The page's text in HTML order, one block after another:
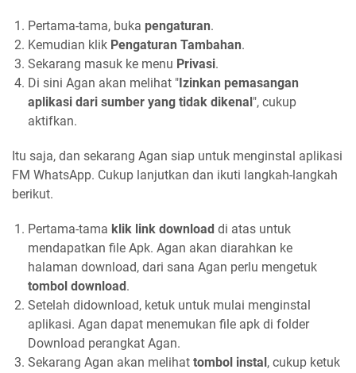
Pertama-tama, buka pengaturan.
Kemudian klik Pengaturan Tambahan.
Sekarang masuk ke menu Privasi.
Di sini Agan akan melihat " Izinkan pemasangan
aplikasi dari sumber yang tidak dikenal ", cukup
aktifkan.
Itu saja, dan sekarang Agan siap untuk menginstal aplikasi
FM WhatsApp. Cukup lanjutkan dan ikuti langkah-langkah
berikut.
Pertama-tama klik link download di atas untuk
mendapatkan file Apk. Agan akan diarahkan ke
halaman download, dari sana Agan perlu mengetuk
tombol download .
Setelah didownload, ketuk untuk mulai menginstal
aplikasi. Agan dapat menemukan file apk di folder
Download perangkat Agan.
Sekarang Agan akan melihat tombol instal , cukup ketuk